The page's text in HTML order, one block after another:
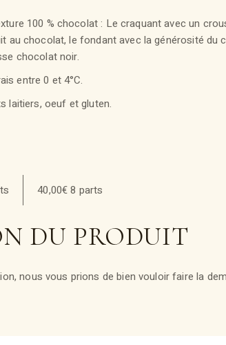
100 % chocolat : Le craquant avec un
au chocolat, le fondant avec la générosité du
chocolat noir.
entre 0 et 4°C.
laitiers, oeuf et gluten.
40,00€ 8 parts
DU PRODUIT
nous vous prions de bien vouloir faire la